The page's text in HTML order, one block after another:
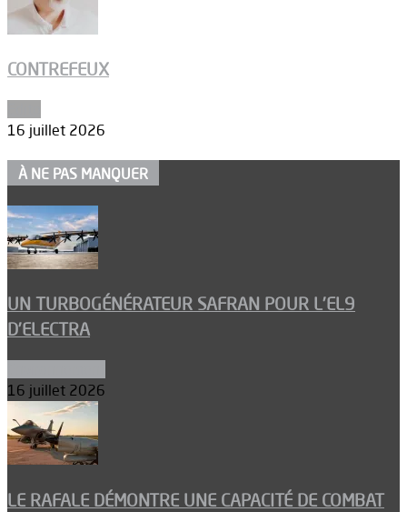
CONTREFEUX
16 juillet 2026
À NE PAS MANQUER
UN TURBOGÉNÉRATEUR SAFRAN POUR L’EL9
D’ELECTRA
16 juillet 2026
LE RAFALE DÉMONTRE UNE CAPACITÉ DE COMBAT